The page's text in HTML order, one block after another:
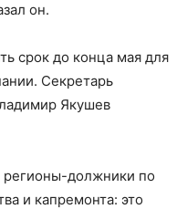
он.
срок до конца мая для
Секретарь
Якушев
регионы-должники по
и капремонта: это